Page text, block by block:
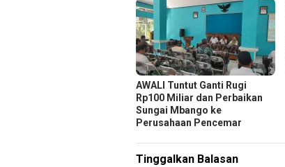
AWALI Tuntut Ganti Rugi
Rp100 Miliar dan Perbaikan
Sungai Mbango ke
Perusahaan Pencemar
Tinggalkan Balasan